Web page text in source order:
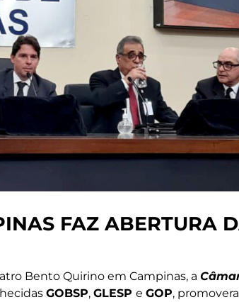
FAZ ABERTURA
Bento Quirino em Campinas, a
GOBSP, GLESP e GOP,